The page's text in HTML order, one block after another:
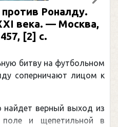
Роналду.
века. — Москва,
[2] с.
битву на футбольном
соперничают лицом к
найдет верный выход из
и щепетильной в